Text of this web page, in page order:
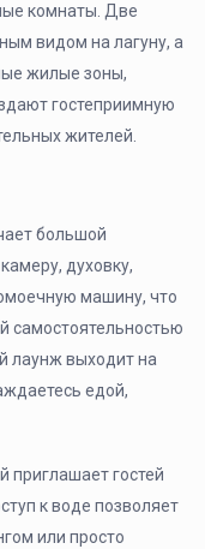
комнаты. Две
видом на лагуну, а
жилые зоны,
гостеприимную
жителей.
большой
духовку,
машину, что
самостоятельностью
лаунж выходит на
едой,
приглашает гостей
к воде позволяет
или просто